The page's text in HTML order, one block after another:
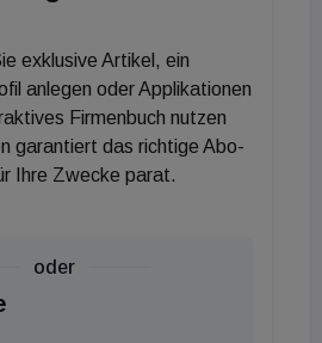
österreichweit tätig,
und Vorarlberg.
auf der Sanierung von
dem Umstieg von fossilen
nennt Heizma stark
exklusive Artikel, ein
anlegen oder Applikationen
Firmenbuch nutzen
garantiert das richtige Abo-
Ihre Zwecke parat.
oder